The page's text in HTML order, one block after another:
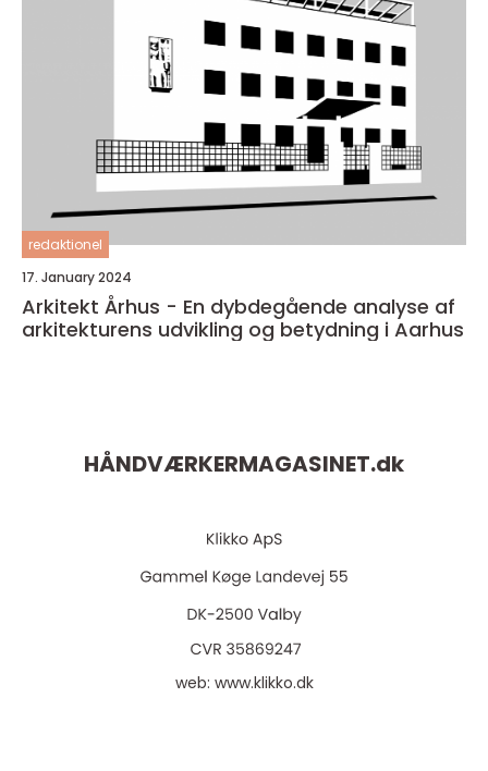
redaktionel
17. January 2024
Arkitekt Århus - En dybdegående analyse af
arkitekturens udvikling og betydning i Aarhus
HÅNDVÆRKERMAGASINET.dk
web: www.klikko.dk